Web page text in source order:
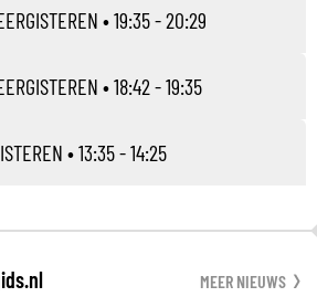
• 19:35 - 20:29
• 18:42 - 19:35
• 13:35 - 14:25
MEER NIEUWS